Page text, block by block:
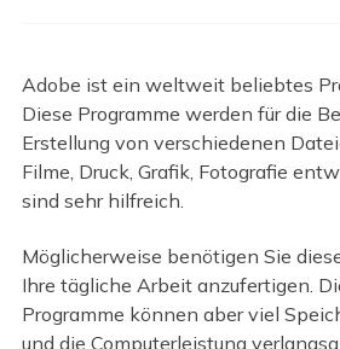
Adobe ist ein weltweit beliebtes
Diese Programme werden für die
Erstellung von verschiedenen
Filme, Druck, Grafik, Fotografie
sind sehr hilfreich.
Möglicherweise benötigen Sie
Ihre tägliche Arbeit anzufertigen.
Programme können aber viel
und die Computerleistung